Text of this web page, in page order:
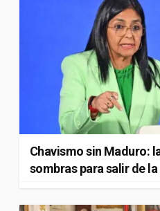
Chavismo sin Maduro:
sombras para salir de